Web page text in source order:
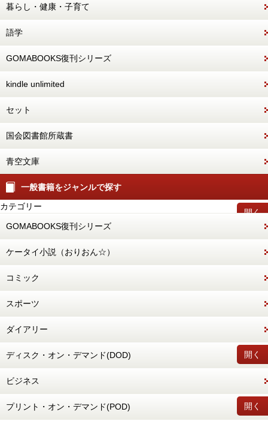
暮らし・健康・子育て
語学
GOMABOOKS復刊シリーズ
kindle unlimited
セット
国会図書館所蔵書
青空文庫
一般書籍をジャンルで探す
開く
カテゴリー
GOMABOOKS復刊シリーズ
ケータイ小説（おりおん☆）
コミック
スポーツ
ダイアリー
開く
ディスク・オン・デマンド(DOD)
ビジネス
開く
プリント・オン・デマンド(POD)